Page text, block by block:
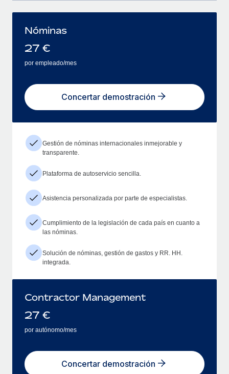
Nóminas
27 €
por empleado/mes
Concertar demostración
Gestión de nóminas internacionales inmejorable y
transparente.
Plataforma de autoservicio sencilla.
Asistencia personalizada por parte de especialistas.
Cumplimiento de la legislación de cada país en cuanto a
las nóminas.
Solución de nóminas, gestión de gastos y RR. HH.
integrada.
Contractor Management
27 €
por autónomo/mes
Concertar demostración